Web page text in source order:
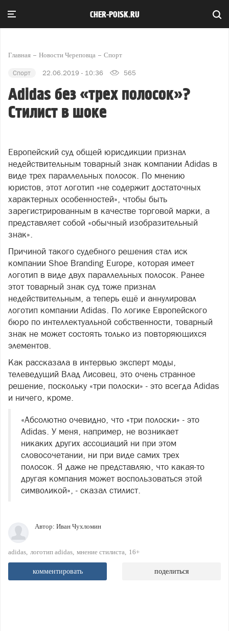
CHER-POISK.RU
Главная Новости Череповца Спорт
Спорт 22.06.2019 - 10:36 565
Adidas без «трех полосок»?
Стилист в шоке
Европейский суд общей юрисдикции признал
недействительным товарный знак компании Adidas в
виде трех параллельных полосок. По мнению
юристов, этот логотип «не содержит достаточных
характерных особенностей», чтобы быть
зарегистрированным в качестве торговой марки, а
представляет собой «обычный изобразительный
знак».
Причиной такого судебного решения стал иск
компании Shoe Branding Europe, которая имеет
логотип в виде двух параллельных полосок. Ранее
этот товарный знак суд тоже признал
недействительным, а теперь ещё и аннулировал
логотип компании Adidas. По логике Европейского
бюро по интеллектуальной собственности, товарный
знак не может состоять только из повторяющихся
элементов.
Как рассказала в интервью эксперт моды,
телеведущий Влад Лисовец, это очень странное
решение, поскольку «три полоски» - это всегда Adidas
и ничего, кроме.
«Абсолютно очевидно, что «три полоски» - это
Adidas. У меня, например, не возникает
никаких других ассоциаций ни при этом
словосочетании, ни при виде самих трех
полосок. Я даже не представляю, что какая-то
другая компания может воспользоваться этой
символикой», - сказал стилист.
Автор: Иван Чухломин
adidas логотип adidas мнение стилиста 16+
комментировать поделиться